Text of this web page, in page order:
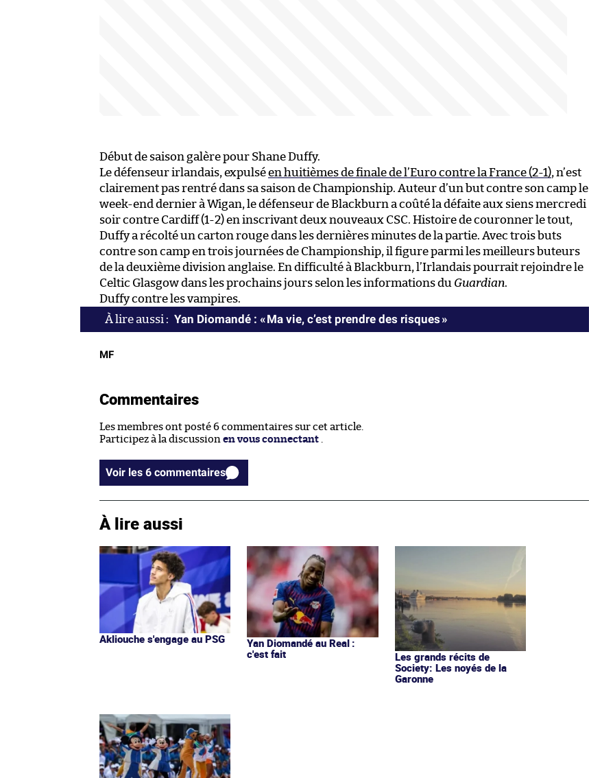
Début de saison galère pour Shane Duffy.
Le défenseur irlandais, expulséen huitièmes de finale de l’Euro contre la France (2-1), n’est
clairement pas rentré dans sa saison de Championship. Auteur d’un but contre son camp le
week-end dernier à Wigan, le défenseur de Blackburn a coûté la défaite aux siens mercredi
soir contre Cardiff (1-2) en inscrivant deux nouveaux CSC. Histoire de couronner le tout,
Duffy a récolté un carton rouge dans les dernières minutes de la partie. Avec trois buts
contre son camp en trois journées de Championship, il figure parmi les meilleurs buteurs
de la deuxième division anglaise. En difficulté à Blackburn, l’Irlandais pourrait rejoindre le
Celtic Glasgow dans les prochains jours selon les informations du Guardian.
Duffy contre les vampires.
Yan Diomandé : « Ma vie, c’est prendre des risques »
MF
Commentaires
Les membres ont posté 6 commentaires sur cet article.
Participez à la discussion en vous connectant .
Voir les 6 commentaires
À lire aussi
Akliouche s'engage au PSG
Yan Diomandé au Real :
c'est fait
Les grands récits de
Society: Les noyés de la
Garonne